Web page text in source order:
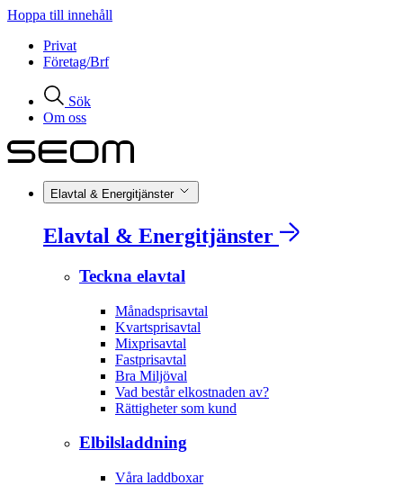
Hoppa till innehåll
Privat
Företag/Brf
Sök
Om oss
Elavtal & Energitjänster
Elavtal & Energitjänster
Teckna elavtal
Månadsprisavtal
Kvartsprisavtal
Mixprisavtal
Fastprisavtal
Bra Miljöval
Vad består elkostnaden av?
Rättigheter som kund
Elbilsladdning
Våra laddboxar